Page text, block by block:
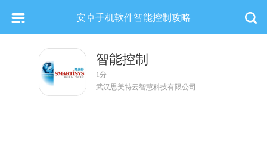
安卓手机软件智能控制攻略
智能控制
1分
武汉思美特云智慧科技有限公司